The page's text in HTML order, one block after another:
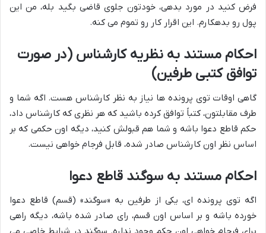
فرض کنید در مورد بدهی، خودتون جلوی قاضی بگید بله، من این
پول رو بدهکارم. این اقرار کار رو تموم می کنه.
احکام مستند به نظریه کارشناس (در صورت
توافق کتبی طرفین)
گاهی اوقات توی پرونده ها نیاز به نظر کارشناس هست. اگه شما و
طرف مقابلتون، کتباً توافق کرده باشید که هر نظری که کارشناس داد،
حکم قاطع دعوا باشه و شما هم قبولش کنید، دیگه اون حکمی که بر
اساس نظر اون کارشناس صادر شده، قابل فرجام خواهی نیست.
احکام مستند به سوگند قاطع دعوا
اگه توی پرونده ای، یکی از طرفین به «سوگند» (قسم) قاطع دعوا
خورده باشه و بر اساس اون قسم، رای صادر شده باشه، دیگه راهی